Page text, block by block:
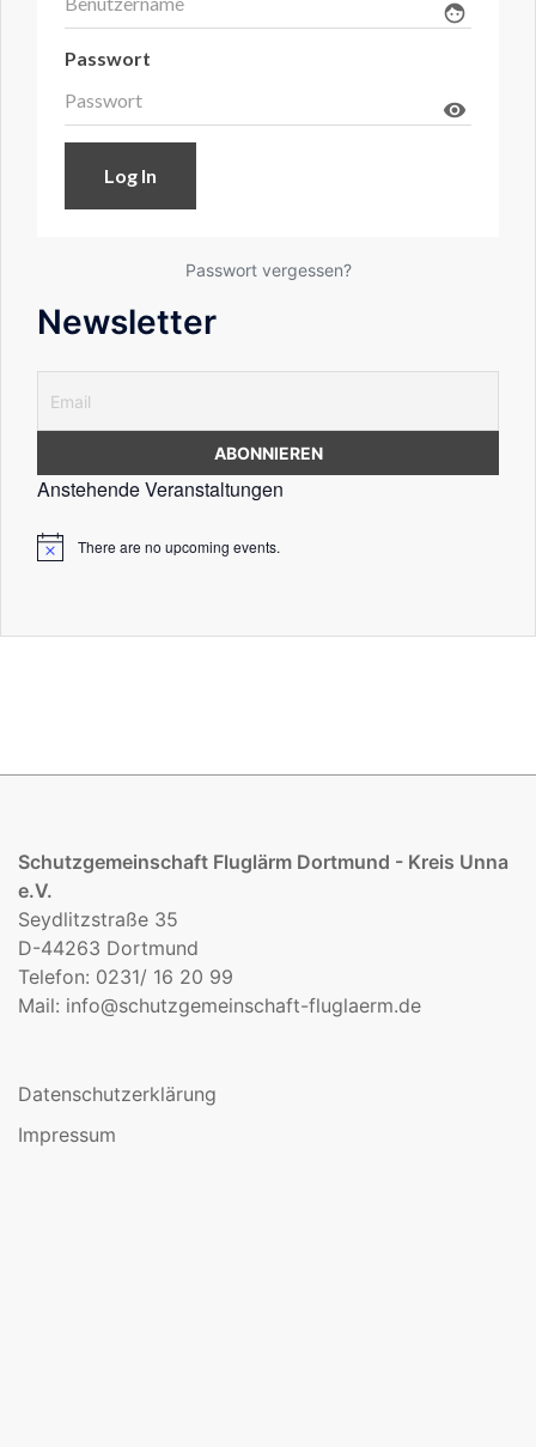
face
Passwort
visibility
Passwort vergessen?
Newsletter
Anstehende Veranstaltungen
There are no upcoming events.
Schutzgemeinschaft Fluglärm Dortmund - Kreis Unna
e.V.
Seydlitzstraße 35
D-44263 Dortmund
Telefon: 0231/ 16 20 99
Mail: info@schutzgemeinschaft-fluglaerm.de
Datenschutzerklärung
Impressum